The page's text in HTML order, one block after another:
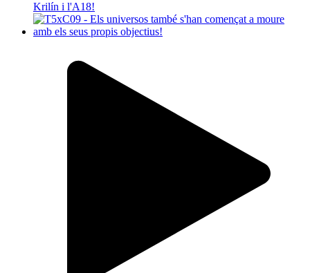
Krilín i l'A18!